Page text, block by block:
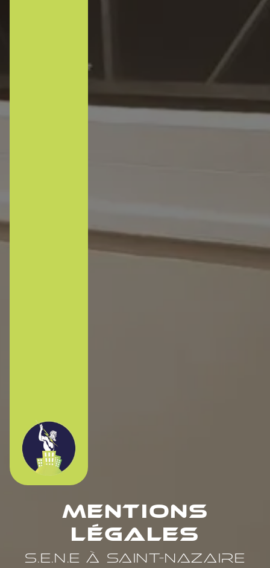
Mentions
légales
S.E.N.E à Saint-Nazaire